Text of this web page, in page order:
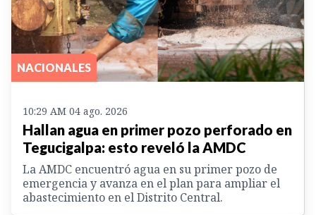
NACIONALES
10:29 AM 04 ago. 2026
Hallan agua en primer pozo perforado en
Tegucigalpa: esto reveló la AMDC
La AMDC encuentró agua en su primer pozo de
emergencia y avanza en el plan para ampliar el
abastecimiento en el Distrito Central.